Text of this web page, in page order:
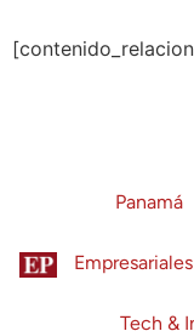
Panamá
Empresariales
Tech &